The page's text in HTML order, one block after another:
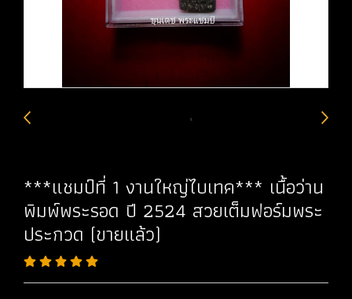
***แชมป์ที่ 1 งานใหญ่ไบเทค*** เนื้อว่าน
พิมพ์พระรอด ปี 2524 สวยเต็มฟอร์มพระ
ประกวด (ขายแล้ว)